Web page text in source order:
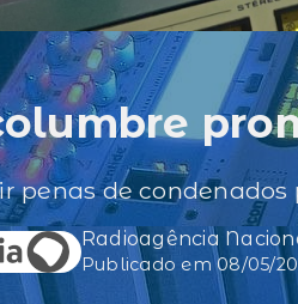
penas de
Radioagência
Publicado em 08/05/